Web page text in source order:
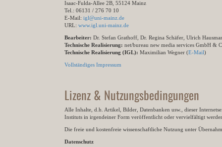
Isaac-Fulda-Allee 2B, 55124 Mainz
Tel.: 06131 / 276 70 10
E-Mail: igl@uni-mainz.de
URL: www.igl.uni-mainz.de
Bearbeiter: Dr. Stefan Grathoff, Dr. Regina Schäfer, Ulrich
Technische Realisierung: net/bureau new media services GmbH &
Technische Realisierung (IGL): Maximilian Wegner (E-Mail)
Vollständiges Impressum
Lizenz & Nutzungsbedingungen
Alle Inhalte, d.h. Artikel, Bilder, Datenbanken usw., dieser
Instituts in irgendeiner Form veröffentlicht oder vervielfältigt
Die freie und kostenfreie wissenschaftliche Nutzung unter
Datenschutz